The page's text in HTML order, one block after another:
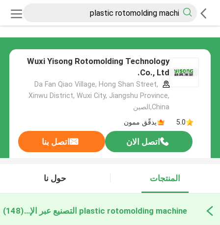
Wuxi Yisong Rotomolding Technology
Co., Ltd.
Da Fan Qiao Village, Hong Shan Street,
Xinwu District, Wuxi City, Jiangshu Province,
China,الصين
5.0
يدقّق ممون
اتصل الان اتصل بنا
المنتجات حول نا
plastic rotomolding machine التصنيع عبر الإنترنت(148)